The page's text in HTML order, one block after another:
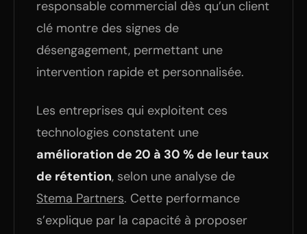
responsable commercial dès qu’un client
clé montre des signes de
désengagement, permettant une
intervention rapide et personnalisée.
Les entreprises qui exploitent ces
technologies constatent une
amélioration de 20 à 30 % de leur taux
de rétention, selon une analyse de
Stema Partners. Cette performance
s’explique par la capacité à proposer